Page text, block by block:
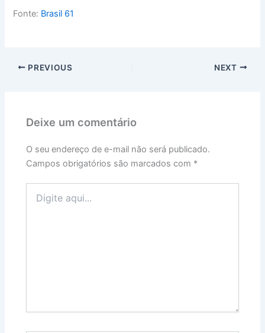
Fonte: Brasil 61
PREVIOUS NEXT
Deixe um comentário
O seu endereço de e-mail não será publicado.
Campos obrigatórios são marcados com *
aqui...